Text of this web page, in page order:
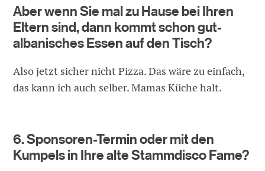
Aber wenn Sie mal zu Hause bei Ihren
Eltern sind, dann kommt schon gut-
albanisches Essen auf den Tisch?
Also jetzt sicher nicht Pizza. Das wäre zu einfach,
das kann ich auch selber. Mamas Küche halt.
6. Sponsoren-Termin oder mit den
Kumpels in Ihre alte Stammdisco Fame?